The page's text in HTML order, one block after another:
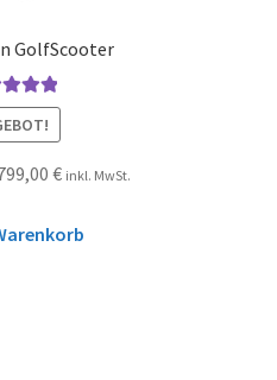
GolfScooter
mit
von 5
€ inkl. MwSt.